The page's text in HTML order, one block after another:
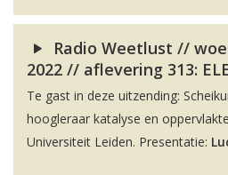
Radio Weetlust //
2022 // aflevering 313:
Te gast in deze uitzending:
hoogleraar katalyse en
Universiteit Leiden. Presentatie: